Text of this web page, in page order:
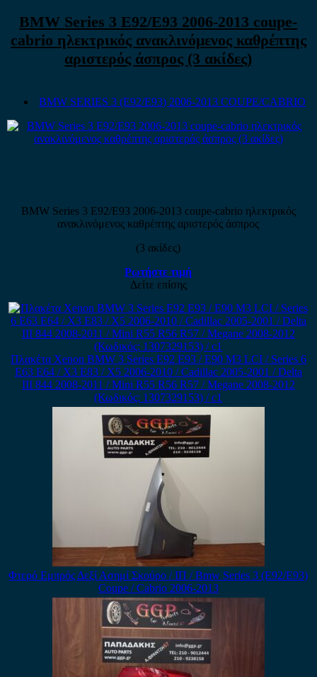
BMW Series 3 E92/E93 2006-2013 coupe-
cabrio ηλεκτρικός ανακλινόμενος καθρέπτης
αριστερός άσπρος (3 ακίδες)
BMW SERIES 3 (E92/E93) 2006-2013 COUPE/CABRIO
BMW Series 3 E92/E93 2006-2013 coupe-cabrio ηλεκτρικός
ανακλινόμενος καθρέπτης αριστερός άσπρος
(3 ακίδες)
Ρωτήστε τιμή
Δείτε επίσης
Πλακέτα Xenon BMW 3 Series E92 E93 / E90 M3 LCI / Series 6
E63 E64 / X3 E83 / X5 2006-2010 / Cadillac 2005-2001 / Delta
III 844 2008-2011 / Mini R55 R56 R57 / Megane 2008-2012
(Κωδικός: 1307329153) / c1
Φτερό Εμπρός Δεξί Ασημί Σκούρο / ΙΠ / Bmw Series 3 (E92/Ε93)
Coupe / Cabrio 2006-2013